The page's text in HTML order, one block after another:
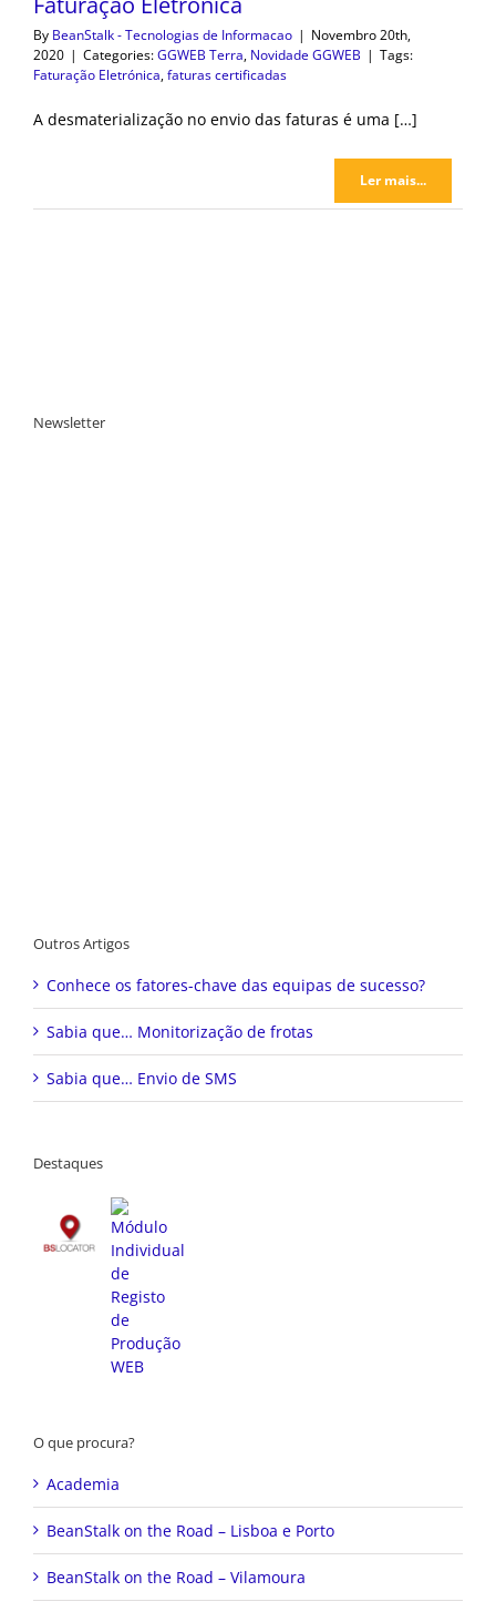
By BeanStalk - Tecnologias de Informacao | Novembro 20th,
2020 | Categories:GGWEB Terra, Novidade GGWEB | Tags:
Faturação Eletrónica,faturas certificadas
A desmaterialização no envio das faturas é uma […]
Ler mais...
Newsletter
Outros Artigos
Conhece os fatores-chave das equipas de sucesso?
Sabia que… Monitorização de frotas
Sabia que… Envio de SMS
Destaques
O que procura?
Academia
BeanStalk on the Road – Lisboa e Porto
BeanStalk on the Road – Vilamoura